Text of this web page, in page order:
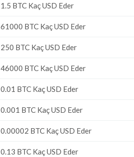
1.5 BTC Kaç USD Eder
61000 BTC Kaç USD Eder
250 BTC Kaç USD Eder
46000 BTC Kaç USD Eder
0.01 BTC Kaç USD Eder
0.001 BTC Kaç USD Eder
0.00002 BTC Kaç USD Eder
0.13 BTC Kaç USD Eder